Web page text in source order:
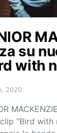
su
with
on
2020
“Bird with